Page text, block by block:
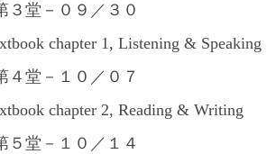
３堂－０９ ／３０
chapter 1, Listening & Speaking
４堂－１０ ／０７
chapter 2, Reading & Writing
５堂－１０ ／１４